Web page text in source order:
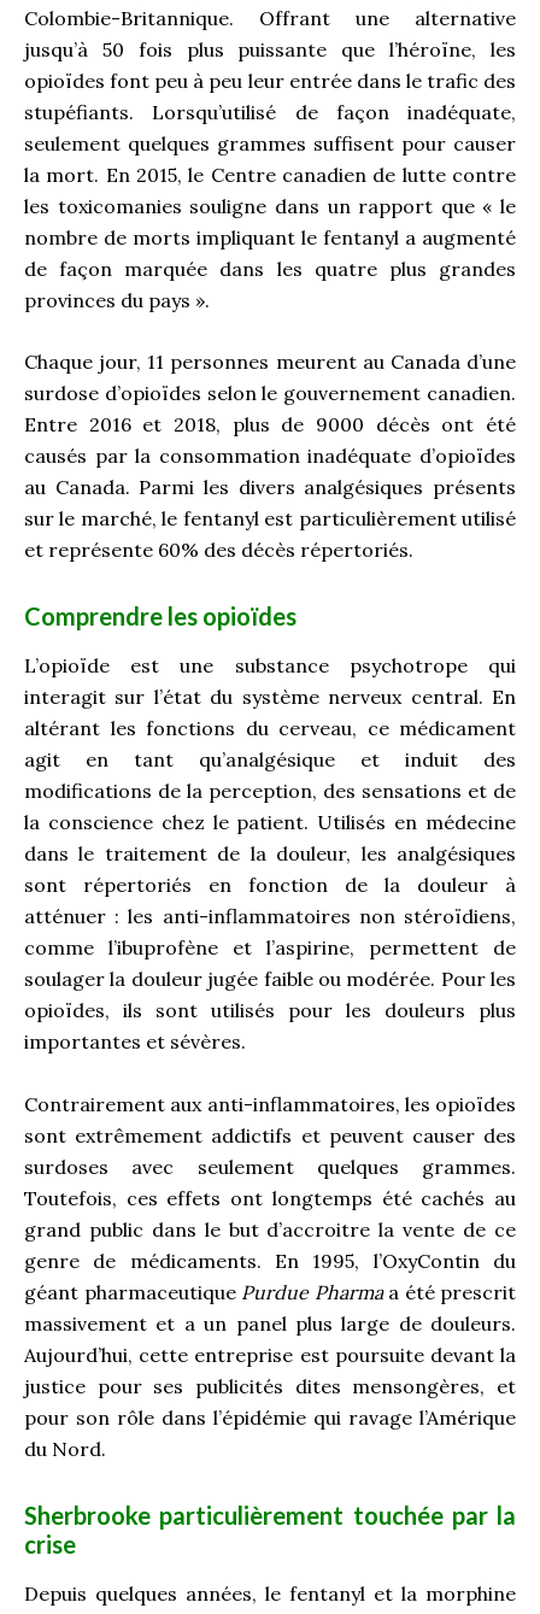
Colombie-Britannique. Offrant une alternative
jusqu’à 50 fois plus puissante que l’héroïne, les
opioïdes font peu à peu leur entrée dans le trafic des
stupéfiants. Lorsqu’utilisé de façon inadéquate,
seulement quelques grammes suffisent pour causer
la mort. En 2015, le Centre canadien de lutte contre
les toxicomanies souligne dans un rapport que « le
nombre de morts impliquant le fentanyl a augmenté
de façon marquée dans les quatre plus grandes
provinces du pays ».
Chaque jour, 11 personnes meurent au Canada d’une
surdose d’opioïdes selon le gouvernement canadien.
Entre 2016 et 2018, plus de 9000 décès ont été
causés par la consommation inadéquate d’opioïdes
au Canada. Parmi les divers analgésiques présents
sur le marché, le fentanyl est particulièrement utilisé
et représente 60% des décès répertoriés.
Comprendre les opioïdes
L’opioïde est une substance psychotrope qui
interagit sur l’état du système nerveux central. En
altérant les fonctions du cerveau, ce médicament
agit en tant qu’analgésique et induit des
modifications de la perception, des sensations et de
la conscience chez le patient. Utilisés en médecine
dans le traitement de la douleur, les analgésiques
sont répertoriés en fonction de la douleur à
atténuer : les anti-inflammatoires non stéroïdiens,
comme l’ibuprofène et l’aspirine, permettent de
soulager la douleur jugée faible ou modérée. Pour les
opioïdes, ils sont utilisés pour les douleurs plus
importantes et sévères.
Contrairement aux anti-inflammatoires, les opioïdes
sont extrêmement addictifs et peuvent causer des
surdoses avec seulement quelques grammes.
Toutefois, ces effets ont longtemps été cachés au
grand public dans le but d’accroitre la vente de ce
genre de médicaments. En 1995, l’OxyContin du
géant pharmaceutique Purdue Pharmaa été prescrit
massivement et a un panel plus large de douleurs.
Aujourd’hui, cette entreprise est poursuite devant la
justice pour ses publicités dites mensongères, et
pour son rôle dans l’épidémie qui ravage l’Amérique
du Nord.
Sherbrooke particulièrement touchée par la
crise
Depuis quelques années, le fentanyl et la morphine